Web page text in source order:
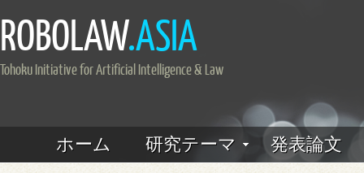
ROBOLAW.ASIA
Tohoku Initiative for Artificial Intelligence & Law
ホーム 研究テーマ 発表論文